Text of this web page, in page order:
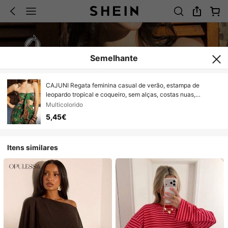
Semelhante
CAJUNI Regata feminina casual de verão, estampa de
leopardo tropical e coqueiro, sem alças, costas nuas,
contrastante, estilo bandeau
Multicolorido
5,45€
Itens similares